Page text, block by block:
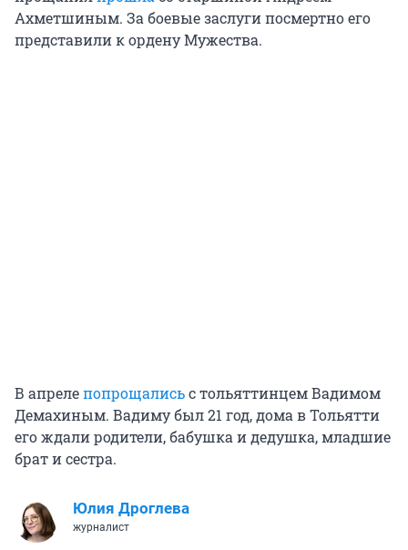
Ахметшиным. За боевые заслуги посмертно его
представили к ордену Мужества.
В апрелепопрощалисьс тольяттинцем Вадимом
Демахиным. Вадиму был 21 год, дома в Тольятти
его ждали родители, бабушка и дедушка, младшие
брат и сестра.
Юлия Дроглева
журналист